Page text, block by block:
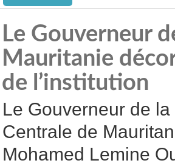
Le Gouverneur
Mauritanie
de l’institution
Le Gouverneur de
Centrale de
Mohamed Lemine